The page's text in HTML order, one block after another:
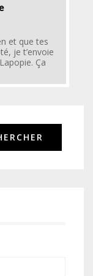
et que tes
je t’envoie
Ça